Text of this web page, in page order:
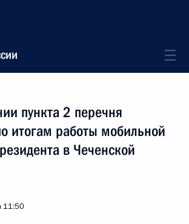
пункта 2 перечня
итогам работы мобильной
в Чеченской
11:50